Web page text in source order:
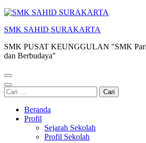
SMK SAHID SURAKARTA
SMK PUSAT KEUNGGULAN "SMK
dan Berbudaya"
Cari
untuk:
Beranda
Profil
Sejarah Sekolah
Profil Sekolah